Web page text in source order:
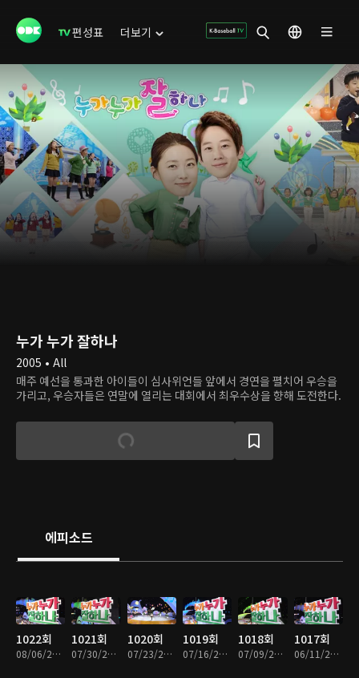
편성표 더보기
누가 누가 잘하나
2005 • All
매주 예선을 통과한 아이들이 심사위언들 앞에서 경연을 펼치어 우승을
가리고, 우승자들은 연말에 열리는 대회에서 최우수상을 향해 도전한다.
에피소드
1022회
08/06/2026 • 57분
1021회
07/30/2026 • 59분
1020회
07/23/2026 • 57분
1019회
07/16/2026 • 59분
1018회
07/09/2026 • 58분
1017회
06/11/2026 • 58분